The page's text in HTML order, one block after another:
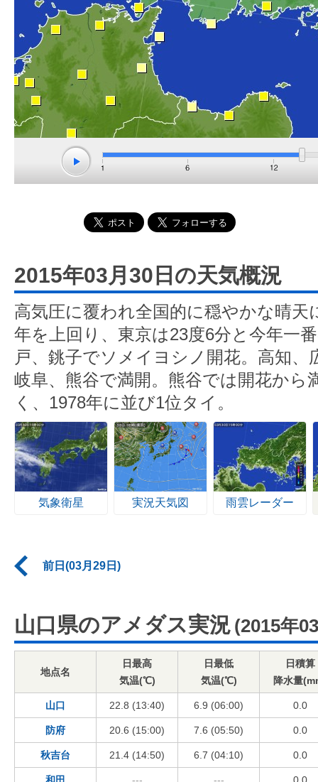
2015年03月30日の天気概況
高気圧に覆われ全国的に穏やかな晴天
年を上回り、東京は23度6分と今年一
戸、銚子でソメイヨシノ開花。高知、
岐阜、熊谷で満開。熊谷では開花から
く、1978年に並び1位タイ。
気象衛星 実況天気図 雨雲レーダー
前日(03月29日)
山口県のアメダス実況 (2015年
地点名
日最高
気温(℃)
日最低
気温(℃)
日積算
降水量
山口 22.8 (13:40) 6.9 (06:00) 0.0
防府 20.6 (15:00) 7.6 (05:50) 0.0
秋吉台 21.4 (14:50) 6.7 (04:10) 0.0